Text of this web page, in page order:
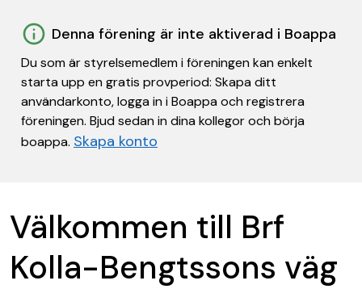
Denna förening är inte aktiverad i Boappa
Du som är styrelsemedlem i föreningen kan enkelt
starta upp en gratis provperiod: Skapa ditt
användarkonto, logga in i Boappa och registrera
föreningen. Bjud sedan in dina kollegor och börja
boappa. Skapa konto
Välkommen till Brf
Kolla-Bengtssons väg